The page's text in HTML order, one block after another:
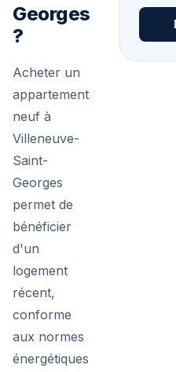
Georges
?
Acheter un
appartement
neuf à
Villeneuve-
Saint-
Georges
permet de
bénéficier
d'un
logement
récent,
conforme
aux normes
énergétiques